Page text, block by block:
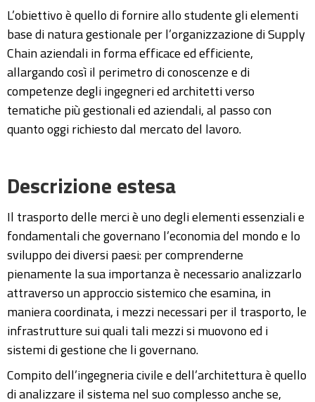
L’obiettivo è quello di fornire allo studente gli elementi
base di natura gestionale per l’organizzazione di Supply
Chain aziendali in forma efficace ed efficiente,
allargando così il perimetro di conoscenze e di
competenze degli ingegneri ed architetti verso
tematiche più gestionali ed aziendali, al passo con
quanto oggi richiesto dal mercato del lavoro.
Descrizione estesa
Il trasporto delle merci è uno degli elementi essenziali e
fondamentali che governano l’economia del mondo e lo
sviluppo dei diversi paesi: per comprenderne
pienamente la sua importanza è necessario analizzarlo
attraverso un approccio sistemico che esamina, in
maniera coordinata, i mezzi necessari per il trasporto, le
infrastrutture sui quali tali mezzi si muovono ed i
sistemi di gestione che li governano.
Compito dell’ingegneria civile e dell’architettura è quello
di analizzare il sistema nel suo complesso anche se,